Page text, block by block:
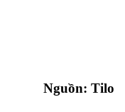
Nguồn: Tilo